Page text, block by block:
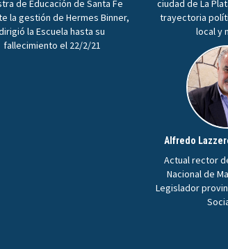
de Educación de Santa Fe
la gestión de Hermes Binner,
la Escuela hasta su
fallecimiento el 22/2/21
ciudad de La
trayectoria
local y
Alfredo
Actual rector
Nacional de
Legislador